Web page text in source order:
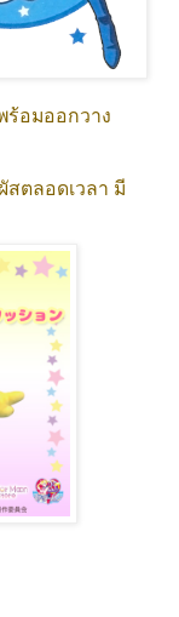
อมออกวาง
ตลอดเวลา มี